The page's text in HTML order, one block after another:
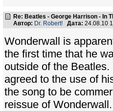
Re: Beatles - George Harrison - In
Автор: Dr. Robert! Дата: 24.08.10
Wonderwall is
the first time that he
outside of the
agreed to the use of
the song to be
reissue of Wonderwall.